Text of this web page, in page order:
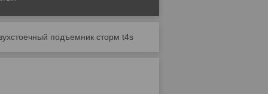
подъемник сторм t4s